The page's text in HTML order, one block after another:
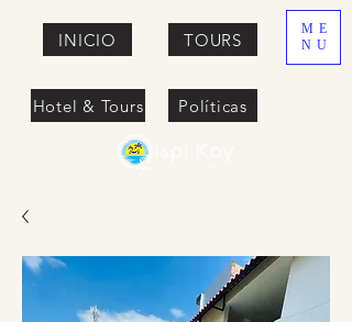
INICIO TOURS
Hotel & Tours Políticas
ME
NU